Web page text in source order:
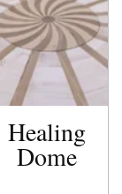
Healing
Dome